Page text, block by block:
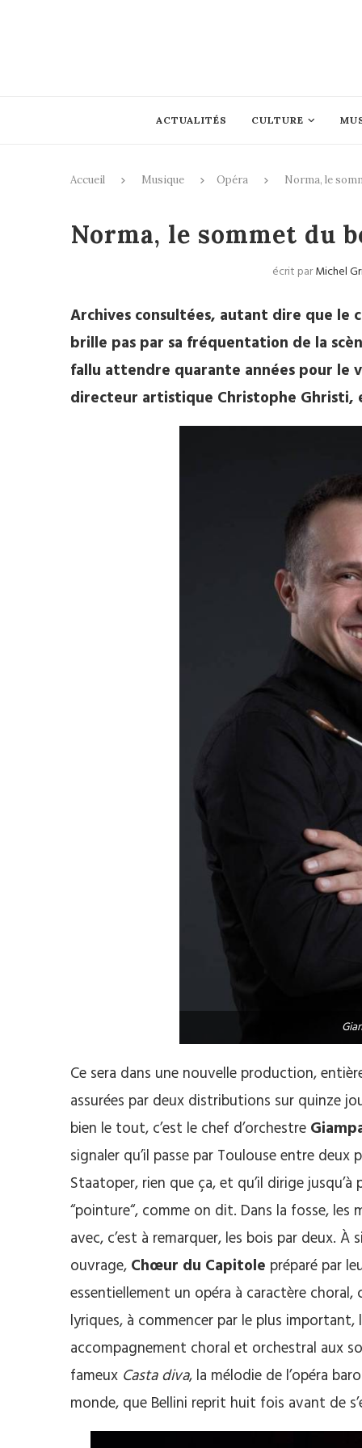
ACTUALITÉS CULTURE
Accueil Musique Opéra Norma, le
Norma, le sommet du
écrit parMichel
Archives consultées, autant dire que le
brille pas par sa fréquentation de la
fallu attendre quarante années pour le
directeur artistique Christophe Ghristi,
Ce sera dans une nouvelle production,
assurées par deux distributions sur quinze
bien le tout, c’est le chef d’orchestre
signaler qu’il passe par Toulouse entre
Staatoper, rien que ça, et qu’il dirige
“pointure“, comme on dit. Dans la fosse, les
avec, c’est à remarquer, les bois par deux.
ouvrage, Chœur du Capitole préparé par
essentiellement un opéra à caractère
lyriques, à commencer par le plus
accompagnement choral et orchestral aux
fameux Casta diva, la mélodie de l’opéra
monde, que Bellini reprit huit fois avant de